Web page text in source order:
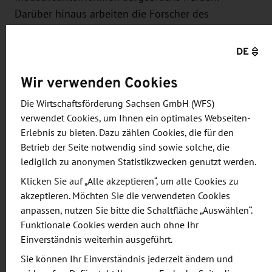
Darüber hinaus arbeiten die Forscher des
Wettbewerb um die besten Produktlösungen ist
hoch. Prof. Eckhard Beyer, geschäftsführender
Institutsleiter des Fraunhofer IWS und Professor für
Laser- und Oberflächentechnik an der TU Dresden,
sagt zur Bedeutung der Forschungsarbeiten zur
additiven Fertigung in Dresden: »Am Zentrum für
Additive Fertigung Dresden werden die
Fertigungstechnologien von Morgen entwickelt.
Unser oberstes Ziel ist es, industrietaugliche
Lösungen zu entwickeln und damit die
zu stärken«.
DE
Wir verwenden Cookies
Die Wirtschaftsförderung Sachsen GmbH (WFS)
verwendet Cookies, um Ihnen ein optimales Webseiten-
Erlebnis zu bieten. Dazu zählen Cookies, die für den
Betrieb der Seite notwendig sind sowie solche, die
lediglich zu anonymen Statistikzwecken genutzt werden.
Klicken Sie auf „Alle akzeptieren“, um alle Cookies zu
akzeptieren. Möchten Sie die verwendeten Cookies
anpassen, nutzen Sie bitte die Schaltfläche „Auswählen“.
Funktionale Cookies werden auch ohne Ihr
Einverständnis weiterhin ausgeführt.
Sie können Ihr Einverständnis jederzeit ändern und